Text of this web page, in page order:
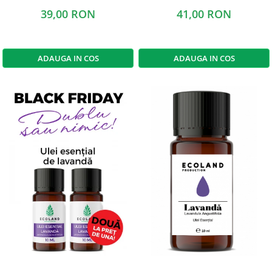
39,00 RON
ADAUGA IN COS
41,00 RON
ADAUGA IN COS